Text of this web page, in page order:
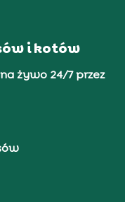
i kotów
żywo 24/7 przez